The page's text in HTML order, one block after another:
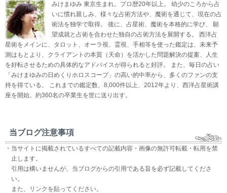
みけまゆみ 東京生まれ。プロ歴20年以上。 幼少のころから占
いに慣れ親しみ、様々な占術方法や、魔術を通じて、現在の占
術法を独学で取得。 後に、占星術、魔術を本格的に学び、 願
望成就と占術を合わせた独自の占術方法を展開する。 西洋占
星術をメインに、タロット、オーラ視、霊視、手相等を使った鑑定は、未来予
測はもとより、クライアントの本質（天命）を活かした問題解決の提案、人生
を好転させるための具体的なアドバイスが得られると好評。 また、毎日の占い
「みけまゆみの日めくりホロスコープ」の高い的中率から、多くのファンの支
持を得ている。 これまでの鑑定数、8,000件以上、2012年より、西洋占星術講
座を開始。約360名の卒業生を世に送り出す。
当ブログ注意事項
・当サイトに掲載されているすべての記載内容・画像の無許可転載・転用を禁
止します。
引用は構いませんが、当ブログからの引用である旨を必ず記載してくださ
い。
また、リンクを貼ってください。